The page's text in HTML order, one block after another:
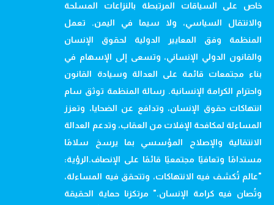
خاص على السياقات المرتبطة بالنزاعات المسلحة
والانتقال السياسي، ولا سيما في اليمن. تعمل
المنظمة وفق المعايير الدولية لحقوق الإنسان
والقانون الدولي الإنساني، وتسعى إلى الإسهام في
بناء مجتمعات قائمة على العدالة وسيادة القانون
واحترام الكرامة الإنسانية. رسالة المنظمة توثق سام
انتهاكات حقوق الإنسان، وتدافع عن الضحايا، وتعزز
المساءلة لمكافحة الإفلات من العقاب، وتدعم العدالة
الانتقالية والإصلاح المؤسسي بما يرسخ سلامًا
مستدامًا وتعافيًا مجتمعيًا قائمًا على الإنصاف.الرؤية:
"عالم تُكشف فيه الانتهاكات، وتتحقق فيه المساءلة،
وتُصان فيه كرامة الإنسان." مرتكزنا حماية الحقيقة